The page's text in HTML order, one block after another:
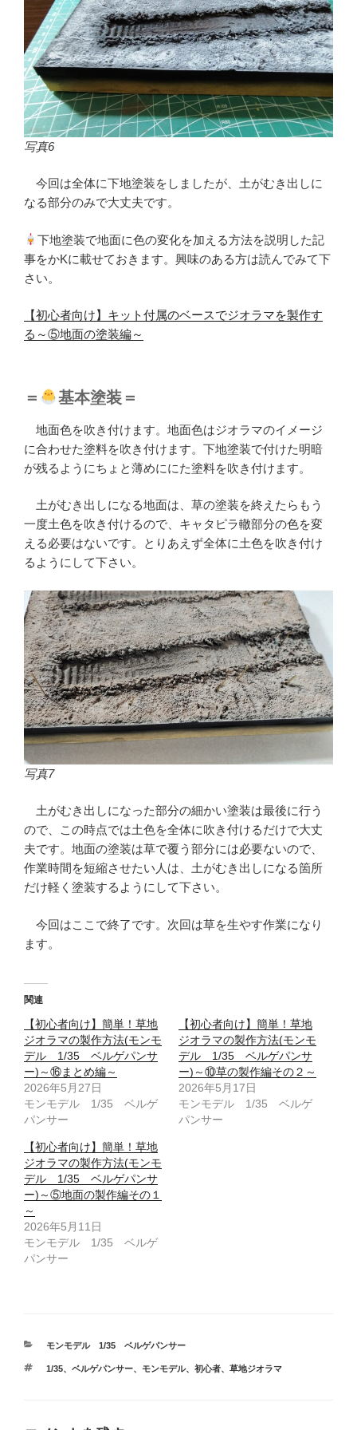
写真6
今回は全体に下地塗装をしましたが、土がむき出しに
なる部分のみで大丈夫です。
下地塗装で地面に色の変化を加える方法を説明した記
事をかKに載せておきます。興味のある方は読んでみて下
さい。
【初心者向け】キット付属のベースでジオラマを製作す
る～⑤地面の塗装編～
＝ 基本塗装＝
地面色を吹き付けます。地面色はジオラマのイメージ
に合わせた塗料を吹き付けます。下地塗装で付けた明暗
が残るようにちょと薄めににた塗料を吹き付けます。
土がむき出しになる地面は、草の塗装を終えたらもう
一度土色を吹き付けるので、キャタピラ轍部分の色を変
える必要はないです。とりあえず全体に土色を吹き付け
るようにして下さい。
写真7
土がむき出しになった部分の細かい塗装は最後に行う
ので、この時点では土色を全体に吹き付けるだけで大丈
夫です。地面の塗装は草で覆う部分には必要ないので、
作業時間を短縮させたい人は、土がむき出しになる箇所
だけ軽く塗装するようにして下さい。
今回はここで終了です。次回は草を生やす作業になり
ます。
関連
【初心者向け】簡単！草地
ジオラマの製作方法(モンモ
デル 1/35 ベルゲパンサ
ー)～⑯まとめ編～
2026年5月27日
モンモデル 1/35 ベルゲ
パンサー
【初心者向け】簡単！草地
ジオラマの製作方法(モンモ
デル 1/35 ベルゲパンサ
ー)～⑩草の製作編その２～
2026年5月17日
モンモデル 1/35 ベルゲ
パンサー
【初心者向け】簡単！草地
ジオラマの製作方法(モンモ
デル 1/35 ベルゲパンサ
ー)～⑤地面の製作編その１
～
2026年5月11日
モンモデル 1/35 ベルゲ
パンサー
カ
ゴ
モンモデル 1/35 ベルゲパンサー
タ
1/35、 ベルゲパンサー、 モンモデル、 初心者、 草地ジオラマ